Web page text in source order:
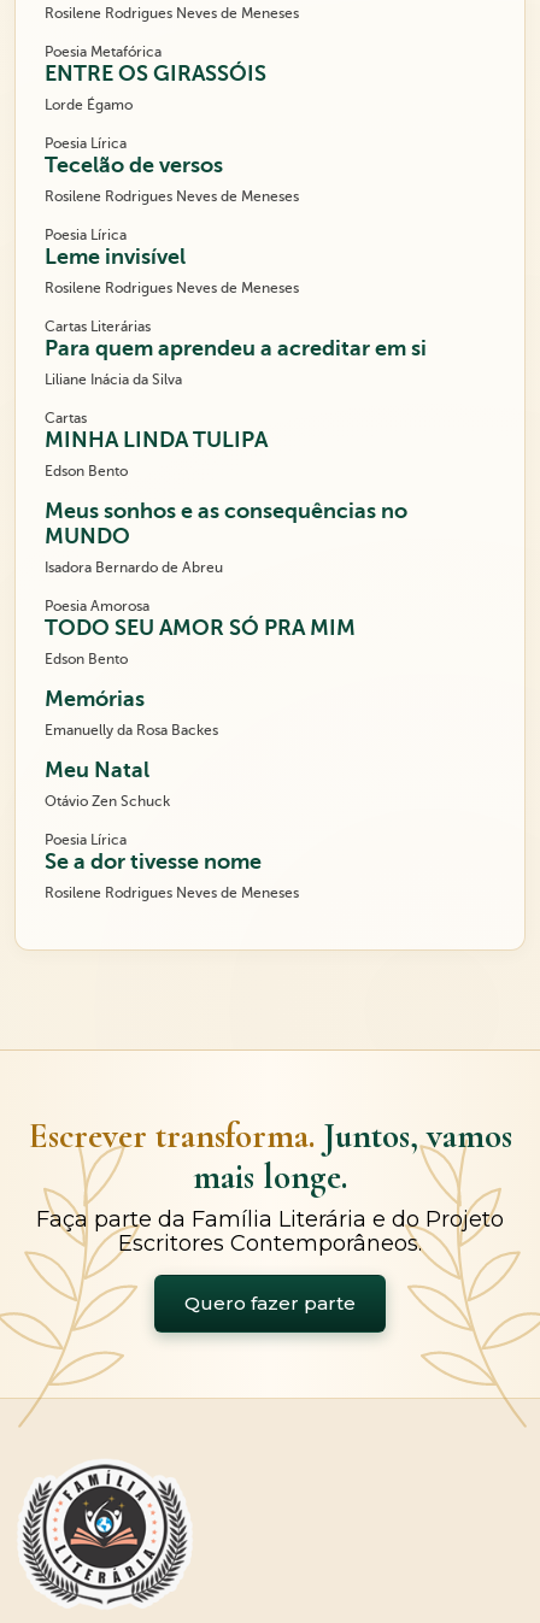
Rosilene Rodrigues Neves de Meneses
Poesia Metafórica
ENTRE OS GIRASSÓIS
Lorde Égamo
Poesia Lírica
Tecelão de versos
Rosilene Rodrigues Neves de Meneses
Poesia Lírica
Leme invisível
Rosilene Rodrigues Neves de Meneses
Cartas Literárias
Para quem aprendeu a acreditar em si
Liliane Inácia da Silva
Cartas
MINHA LINDA TULIPA
Edson Bento
Meus sonhos e as consequências no
MUNDO
Isadora Bernardo de Abreu
Poesia Amorosa
TODO SEU AMOR SÓ PRA MIM
Edson Bento
Memórias
Emanuelly da Rosa Backes
Meu Natal
Otávio Zen Schuck
Poesia Lírica
Se a dor tivesse nome
Rosilene Rodrigues Neves de Meneses
Escrever transforma. Juntos, vamos
mais longe.
Faça parte da Família Literária e do Projeto
Escritores Contemporâneos.
Quero fazer parte